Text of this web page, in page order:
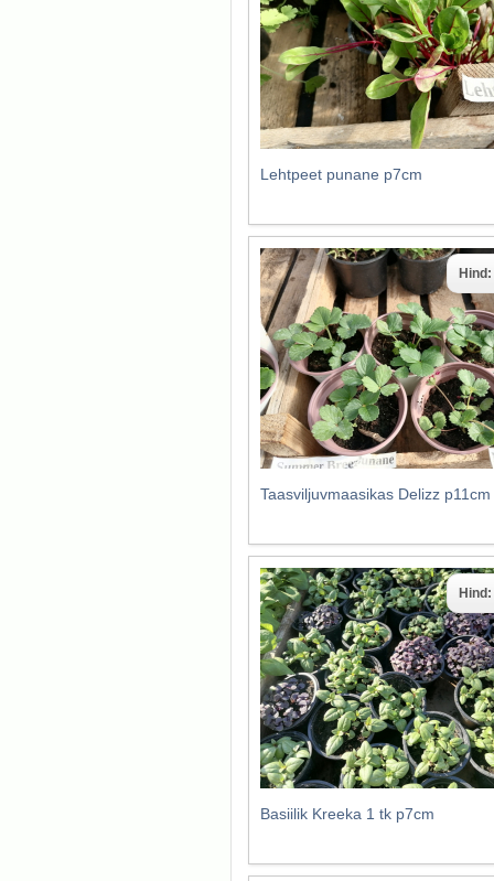
Lehtpeet punane p7cm
Taasviljuvmaasikas Delizz p11cm
Hind:
Basiilik Kreeka 1 tk p7cm
Hind: